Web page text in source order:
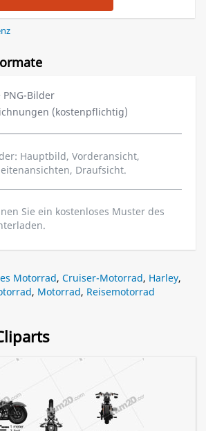
Bilder
(kostenpflichtig)
Hauptbild, Vorderansicht,
Draufsicht.
Sie ein kostenloses Muster des
Motorrad, Cruiser-Motorrad, Harley,
, Motorrad, Reisemotorrad